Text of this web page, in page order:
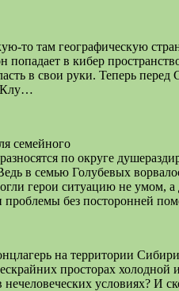
то там географическую
в кибер
в свои руки. Теперь
Клу…
семейного
по округе
в семью Голубевых
герои ситуацию не
проблемы без посторонней
на территории
просторах
условиях? И